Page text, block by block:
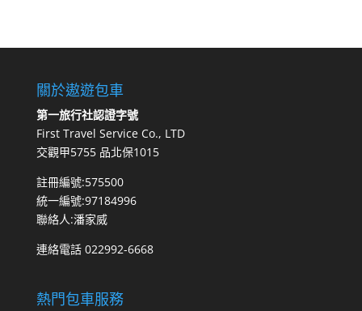
關於遨遊包車
第一旅行社認證字號
First Travel Service Co., LTD
交觀甲5755 品北保1015
註冊編號:575500
統一編號:97184996
聯絡人:潘家威
連絡電話 022992-6668
熱門包車服務